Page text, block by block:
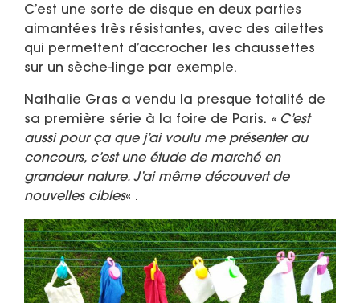
C’est une sorte de disque en deux parties
aimantées très résistantes, avec des ailettes
qui permettent d’accrocher les chaussettes
sur un sèche-linge par exemple.
Nathalie Gras a vendu la presque totalité de
sa première série à la foire de Paris. « C’est
aussi pour ça que j’ai voulu me présenter au
concours, c’est une étude de marché en
grandeur nature. J’ai même découvert de
nouvelles cibles« .